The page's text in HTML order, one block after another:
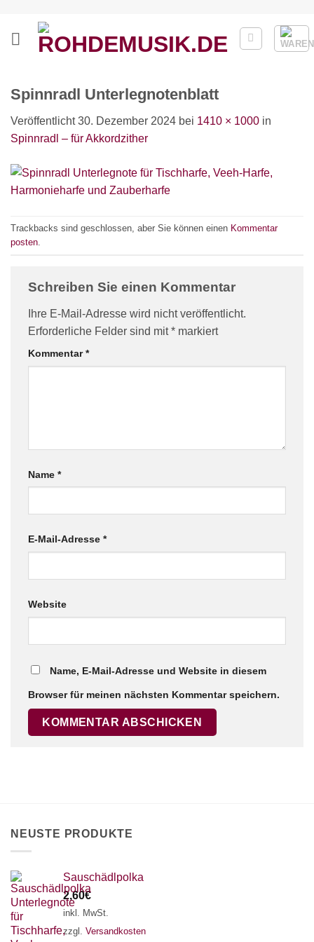
springen
Spinnradl Unterlegnotenblatt
Veröffentlicht30. Dezember 2024 bei 1410 × 1000 in
Spinnradl – für Akkordzither
Trackbacks sind geschlossen, aber Sie können einen Kommentar
posten
Schreiben Sie einen Kommentar
Ihre E-Mail-Adresse wird nicht veröffentlicht.
Erforderliche Felder sind mit* markiert
Kommentar*
Name *
E-Mail-Adresse *
Website
Name, E-Mail-Adresse und Website in diesem
Browser für meinen nächsten Kommentar speichern.
NEUSTE PRODUKTE
Sauschädlpolka
2,60€
inkl. MwSt.
zzgl. Versandkosten